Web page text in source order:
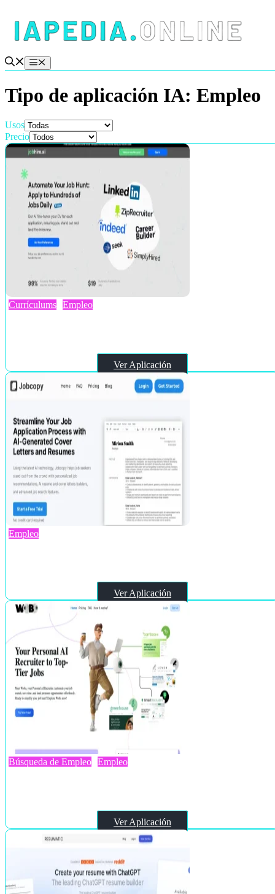
contenido
Menú
Tipo de aplicación IA: Empleo
Usos
Precio
Currículums Empleo
Ver Aplicación
Empleo
Ver Aplicación
Búsqueda de Empleo Empleo
Ver Aplicación